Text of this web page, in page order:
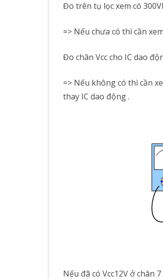
Đo trên tụ lọc xem có
=> Nếu chưa có thì cần
Đo chân Vcc cho IC dao
=> Nếu không có thì cần
thay IC dao động .
Nếu đã có Vcc12V ở chân